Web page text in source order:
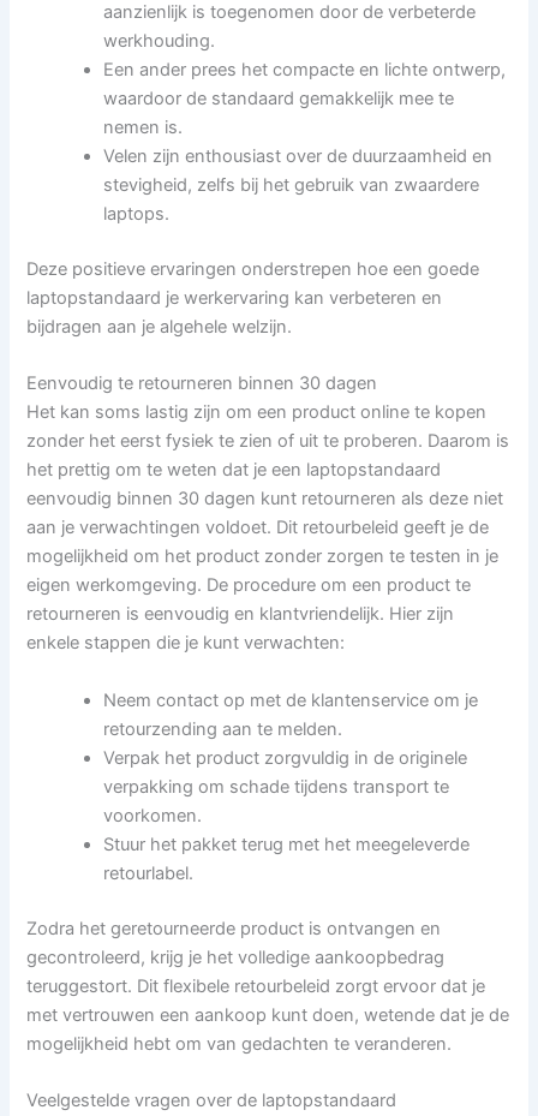
aanzienlijk is toegenomen door de verbeterde
werkhouding.
Een ander prees het compacte en lichte ontwerp,
waardoor de standaard gemakkelijk mee te
nemen is.
Velen zijn enthousiast over de duurzaamheid en
stevigheid, zelfs bij het gebruik van zwaardere
laptops.
Deze positieve ervaringen onderstrepen hoe een goede
laptopstandaard je werkervaring kan verbeteren en
bijdragen aan je algehele welzijn.
Eenvoudig te retourneren binnen 30 dagen
Het kan soms lastig zijn om een product online te kopen
zonder het eerst fysiek te zien of uit te proberen. Daarom is
het prettig om te weten dat je een laptopstandaard
eenvoudig binnen 30 dagen kunt retourneren als deze niet
aan je verwachtingen voldoet. Dit retourbeleid geeft je de
mogelijkheid om het product zonder zorgen te testen in je
eigen werkomgeving. De procedure om een product te
retourneren is eenvoudig en klantvriendelijk. Hier zijn
enkele stappen die je kunt verwachten:
Neem contact op met de klantenservice om je
retourzending aan te melden.
Verpak het product zorgvuldig in de originele
verpakking om schade tijdens transport te
voorkomen.
Stuur het pakket terug met het meegeleverde
retourlabel.
Zodra het geretourneerde product is ontvangen en
gecontroleerd, krijg je het volledige aankoopbedrag
teruggestort. Dit flexibele retourbeleid zorgt ervoor dat je
met vertrouwen een aankoop kunt doen, wetende dat je de
mogelijkheid hebt om van gedachten te veranderen.
Veelgestelde vragen over de laptopstandaard